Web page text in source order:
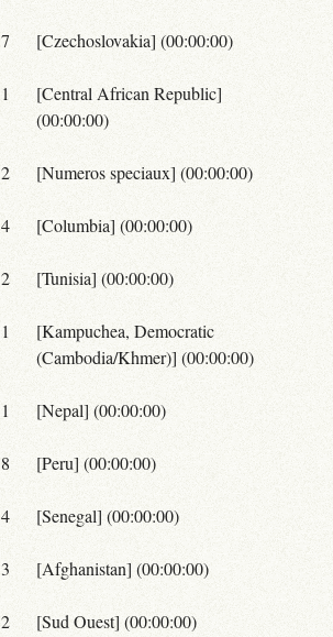
7 [Czechoslovakia] (00:00:00)
1
[Central African Republic]
(00:00:00)
2 [Numeros speciaux] (00:00:00)
4 [Columbia] (00:00:00)
2 [Tunisia] (00:00:00)
1
[Kampuchea, Democratic
(Cambodia/Khmer)] (00:00:00)
1 [Nepal] (00:00:00)
8 [Peru] (00:00:00)
4 [Senegal] (00:00:00)
3 [Afghanistan] (00:00:00)
2 [Sud Ouest] (00:00:00)